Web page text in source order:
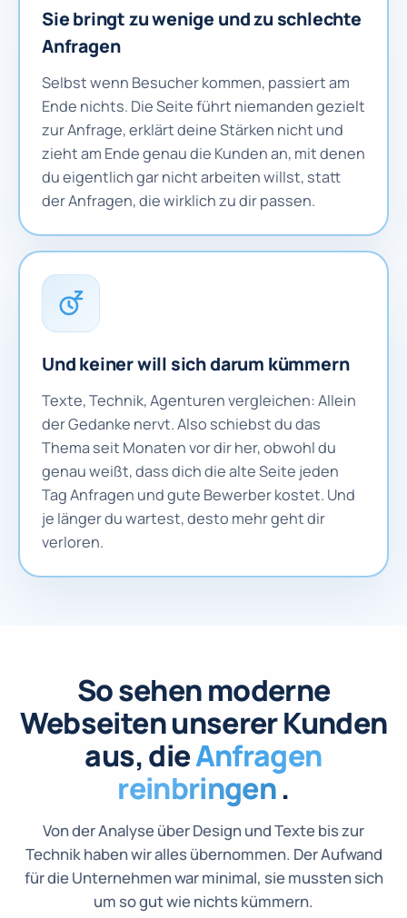
Sie bringt zu wenige und zu schlechte
Anfragen
Selbst wenn Besucher kommen, passiert am
Ende nichts. Die Seite führt niemanden gezielt
zur Anfrage, erklärt deine Stärken nicht und
zieht am Ende genau die Kunden an, mit denen
du eigentlich gar nicht arbeiten willst, statt
der Anfragen, die wirklich zu dir passen.
Und keiner will sich darum kümmern
Texte, Technik, Agenturen vergleichen: Allein
der Gedanke nervt. Also schiebst du das
Thema seit Monaten vor dir her, obwohl du
genau weißt, dass dich die alte Seite jeden
Tag Anfragen und gute Bewerber kostet. Und
je länger du wartest, desto mehr geht dir
verloren.
So sehen moderne
Webseiten unserer Kunden
aus, dieAnfragen
reinbringen.
Von der Analyse über Design und Texte bis zur
Technik haben wir alles übernommen. Der Aufwand
für die Unternehmen war minimal, sie mussten sich
um so gut wie nichts kümmern.